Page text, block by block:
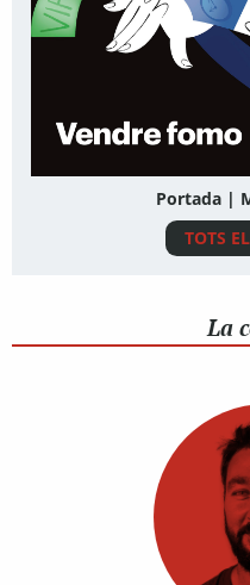
Portada |
TOTS
La